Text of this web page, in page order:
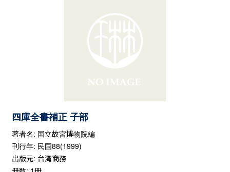
四庫全書補正 子部
著者名: 国立故宮博物院編
刊行年: 民国88(1999)
出版元: 台湾商務